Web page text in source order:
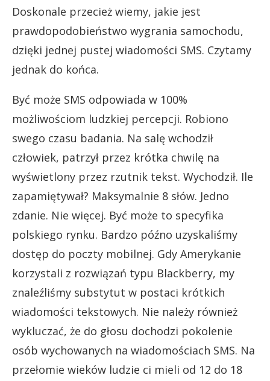
Doskonale przecież wiemy, jakie jest
prawdopodobieństwo wygrania samochodu,
dzięki jednej pustej wiadomości SMS. Czytamy
jednak do końca.
Być może SMS odpowiada w 100%
możliwościom ludzkiej percepcji. Robiono
swego czasu badania. Na salę wchodził
człowiek, patrzył przez krótka chwilę na
wyświetlony przez rzutnik tekst. Wychodził. Ile
zapamiętywał? Maksymalnie 8 słów. Jedno
zdanie. Nie więcej. Być może to specyfika
polskiego rynku. Bardzo późno uzyskaliśmy
dostęp do poczty mobilnej. Gdy Amerykanie
korzystali z rozwiązań typu Blackberry, my
znaleźliśmy substytut w postaci krótkich
wiadomości tekstowych. Nie należy również
wykluczać, że do głosu dochodzi pokolenie
osób wychowanych na wiadomościach SMS. Na
przełomie wieków ludzie ci mieli od 12 do 18